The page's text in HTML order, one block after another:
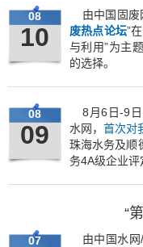
08
10
由中国固废
废热点论坛”
与利用”为主
的选择。
08
09
8月6日-9
水网， 首次对
珠海水务及顺
务4A级企业评
“
07 由中国水